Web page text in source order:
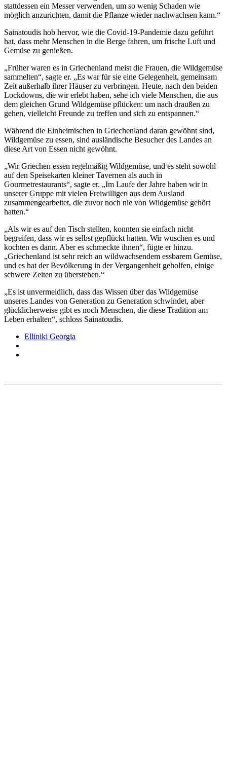
stattdessen ein Messer verwenden, um so wenig Schaden wie
möglich anzurichten, damit die Pflanze wieder nachwachsen kann.“
Sainatoudis hob hervor, wie die Covid-19-Pandemie dazu geführt
hat, dass mehr Menschen in die Berge fahren, um frische Luft und
Gemüse zu genießen.
„Früher waren es in Griechenland meist die Frauen, die Wildgemüse
sammelten“, sagte er. „Es war für sie eine Gelegenheit, gemeinsam
Zeit außerhalb ihrer Häuser zu verbringen. Heute, nach den beiden
Lockdowns, die wir erlebt haben, sehe ich viele Menschen, die aus
dem gleichen Grund Wildgemüse pflücken: um nach draußen zu
gehen, vielleicht Freunde zu treffen und sich zu entspannen.“
Während die Einheimischen in Griechenland daran gewöhnt sind,
Wildgemüse zu essen, sind ausländische Besucher des Landes an
diese Art von Essen nicht gewöhnt.
„Wir Griechen essen regelmäßig Wildgemüse, und es steht sowohl
auf den Speisekarten kleiner Tavernen als auch in
Gourmetrestaurants“, sagte er. „Im Laufe der Jahre haben wir in
unserer Gruppe mit vielen Freiwilligen aus dem Ausland
zusammengearbeitet, die zuvor noch nie von Wildgemüse gehört
hatten.“
„Als wir es auf den Tisch stellten, konnten sie einfach nicht
begreifen, dass wir es selbst gepflückt hatten. Wir wuschen es und
kochten es dann. Aber es schmeckte ihnen“, fügte er hinzu.
„Griechenland ist sehr reich an wildwachsendem essbarem Gemüse,
und es hat der Bevölkerung in der Vergangenheit geholfen, einige
schwere Zeiten zu überstehen.“
„Es ist unvermeidlich, dass das Wissen über das Wildgemüse
unseres Landes von Generation zu Generation schwindet, aber
glücklicherweise gibt es noch Menschen, die diese Tradition am
Leben erhalten“, schloss Sainatoudis.
Elliniki Georgia